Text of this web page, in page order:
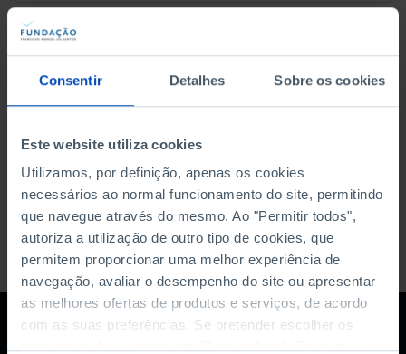
Consentir Detalhes Sobre os cookies
Este website utiliza cookies
Utilizamos, por definição, apenas os cookies
necessários ao normal funcionamento do site, permitindo
que navegue através do mesmo. Ao "Permitir todos",
autoriza a utilização de outro tipo de cookies, que
permitem proporcionar uma melhor experiência de
navegação, avaliar o desempenho do site ou apresentar
as melhores ofertas de produtos e serviços, de acordo
com as suas preferências. Se pretender escolher os
DATA DE INÍCIO
DATA DE FIM